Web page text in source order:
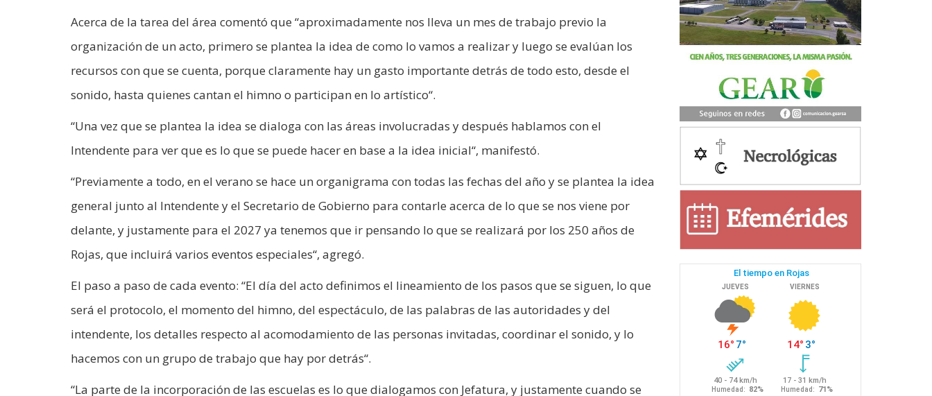
Acerca de la tarea del área comentó que “aproximadamente nos lleva un mes de trabajo previo la
organización de un acto, primero se plantea la idea de como lo vamos a realizar y luego se evalúan los
recursos con que se cuenta, porque claramente hay un gasto importante detrás de todo esto, desde el
sonido, hasta quienes cantan el himno o participan en lo artístico“.
“Una vez que se plantea la idea se dialoga con las áreas involucradas y después hablamos con el
Intendente para ver que es lo que se puede hacer en base a la idea inicial“, manifestó.
“Previamente a todo, en el verano se hace un organigrama con todas las fechas del año y se plantea la idea
general junto al Intendente y el Secretario de Gobierno para contarle acerca de lo que se nos viene por
delante, y justamente para el 2027 ya tenemos que ir pensando lo que se realizará por los 250 años de
Rojas, que incluirá varios eventos especiales“, agregó.
El paso a paso de cada evento: “El día del acto definimos el lineamiento de los pasos que se siguen, lo que
será el protocolo, el momento del himno, del espectáculo, de las palabras de las autoridades y del
intendente, los detalles respecto al acomodamiento de las personas invitadas, coordinar el sonido, y lo
hacemos con un grupo de trabajo que hay por detrás“.
“La parte de la incorporación de las escuelas es lo que dialogamos con Jefatura, y justamente cuando se